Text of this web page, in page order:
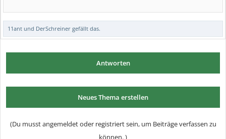
11ant und DerSchreiner gefällt das.
Antworten
Neues Thema erstellen
(Du musst angemeldet oder registriert sein, um Beiträge verfassen zu
können. )